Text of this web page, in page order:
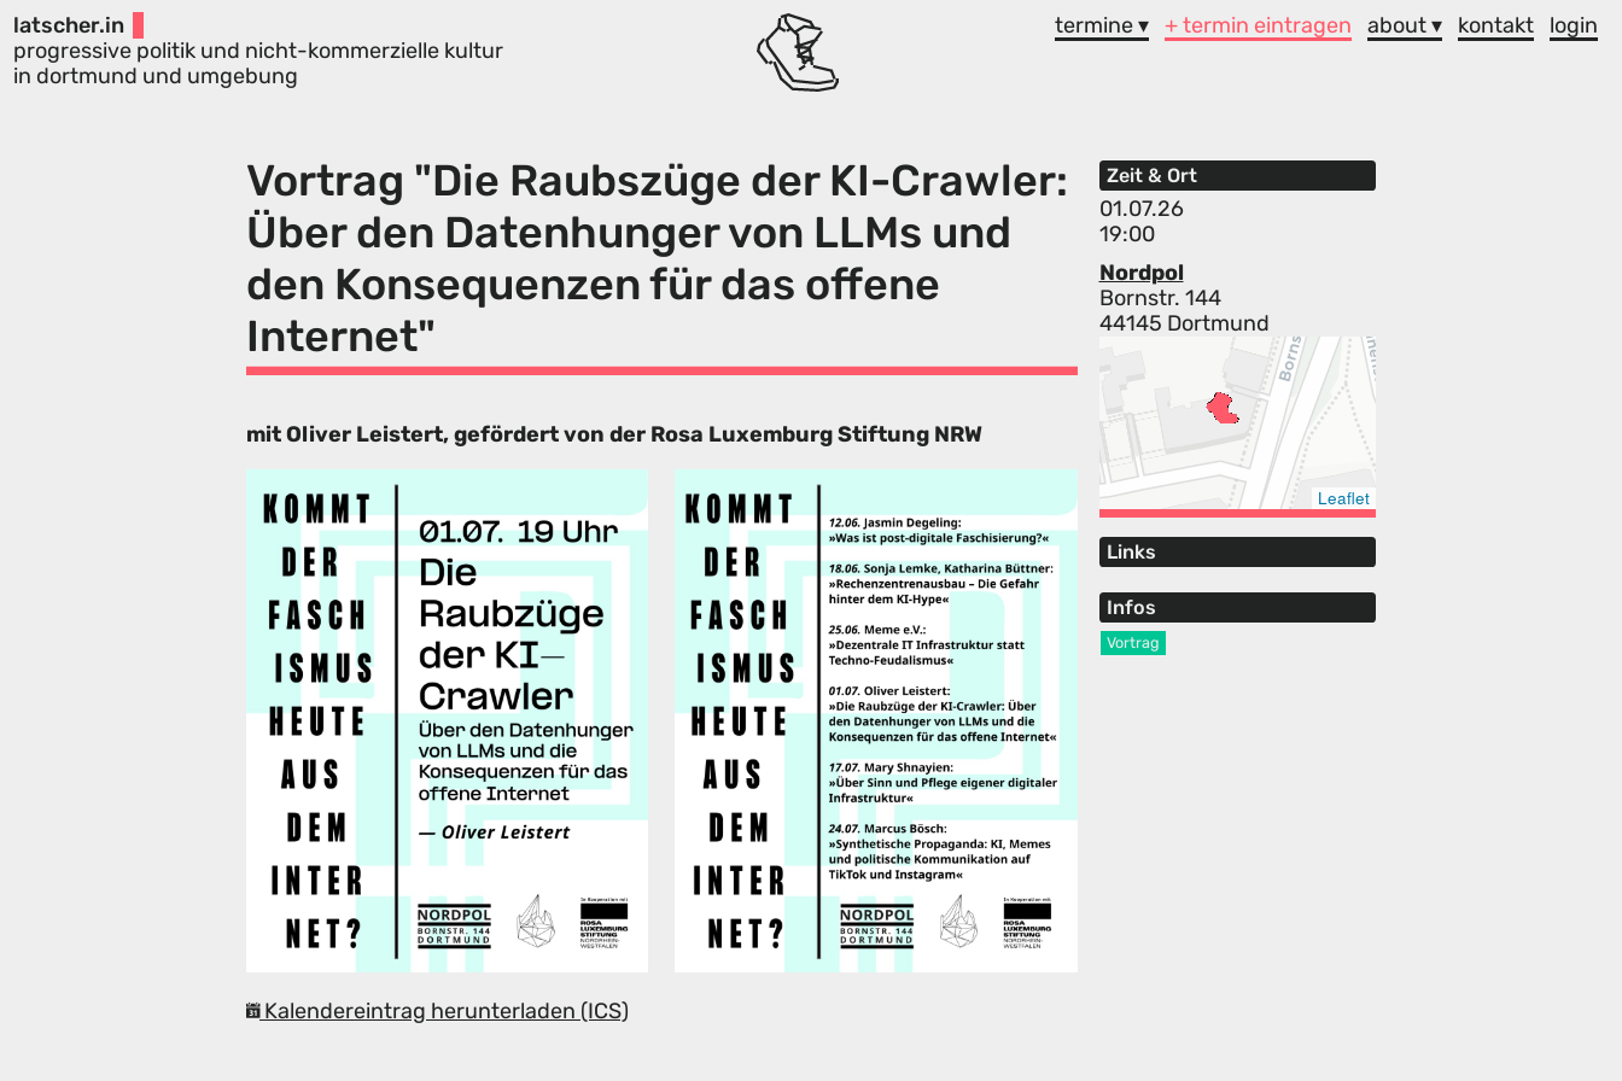
latscher.in
progressive politik und nicht-kommerzielle kultur
in dortmund und umgebung
termine ▾ + termin eintragen about ▾ kontakt login
Vortrag "Die Raubszüge der KI-Crawler:
Über den Datenhunger von LLMs und
den Konsequenzen für das offene
Internet"
Zeit & Ort
01.07.26
19:00
Nordpol
Bornstr. 144
44145 Dortmund
Leaflet
Links
Infos
Vortrag
mit Oliver Leistert, gefördert von der Rosa Luxemburg Stiftung NRW
Kalendereintrag herunterladen (ICS)